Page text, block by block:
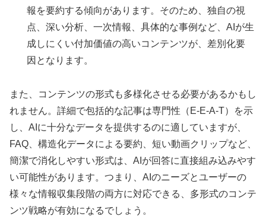
報を要約する傾向があります。そのため、独自の視
点、深い分析、一次情報、具体的な事例など、AIが生
成しにくい付加価値の高いコンテンツが、差別化要
因となります。
また、コンテンツの形式も多様化させる必要があるかもし
れません。詳細で包括的な記事は専門性（E-E-A-T）を示
し、AIに十分なデータを提供するのに適していますが、
FAQ、構造化データによる要約、短い動画クリップなど、
簡潔で消化しやすい形式は、AIが回答に直接組み込みやす
い可能性があります。つまり、AIのニーズとユーザーの
様々な情報収集段階の両方に対応できる、多形式のコンテ
ンツ戦略が有効になるでしょう。